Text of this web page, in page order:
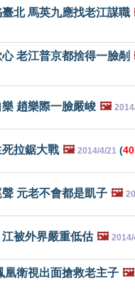
北 馬英九應找老江謀職
老江普京都捨得一臉剮
趙樂際一臉嚴峻 🖼️
拉鋸大戰 🖼️ 2014/4/21 (
元老不會都是凱子 🖼️
被外界嚴重低估 🖼️ 2014/
凰衛視出面搶救老主子 🖼️